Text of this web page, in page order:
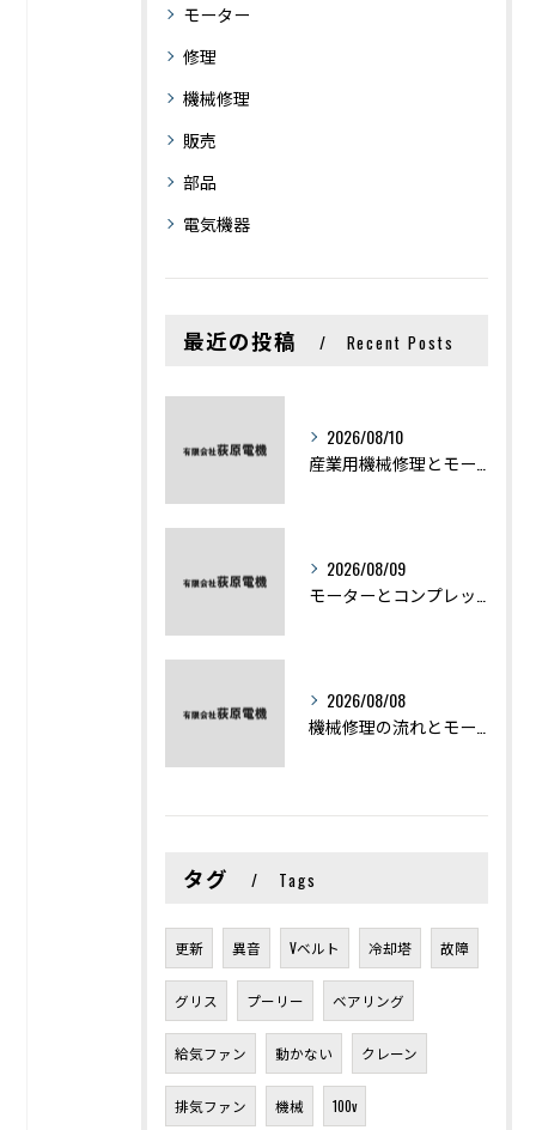
モーター
修理
機械修理
販売
部品
電気機器
最近の投稿 Recent Posts
2026/08/10
2026/08/09
2026/08/08
タグ Tags
更新 異音 Vベルト 冷却塔 故障
グリス プーリー ベアリング
給気ファン 動かない クレーン
排気ファン 機械 100v